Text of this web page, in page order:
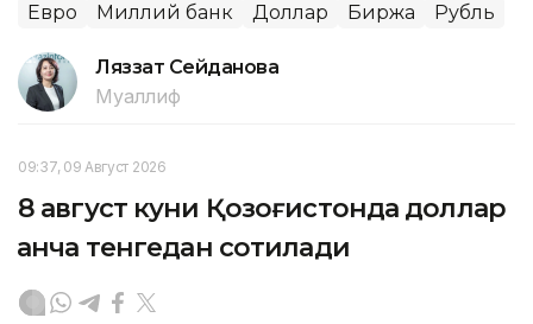
Евро Миллий банк Доллар Биржа Рубль
Ляззат Сейданова
Муаллиф
09:37, 09 Август 2026
8 август куни Қозоғистонда доллар
қанча тенгедан сотилади